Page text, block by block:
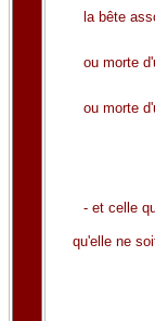
la bête
ou morte
ou morte
- et celle
qu'elle ne